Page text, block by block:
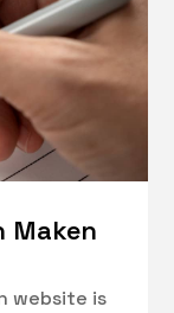
Maken
website is